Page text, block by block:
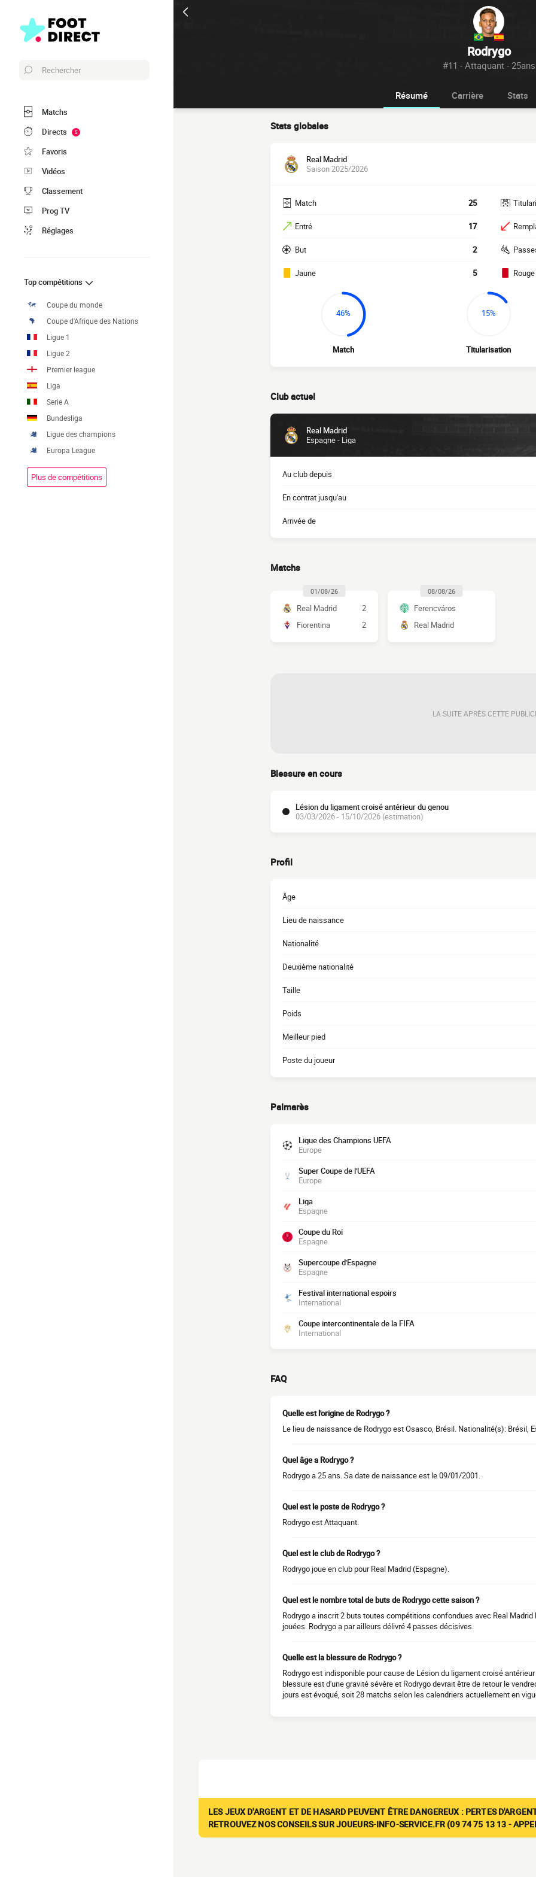
Rodrygo
#11 - Attaquant - 25ans
Rechercher
Matchs
Directs
5
Favoris
Vidéos
Classement
Prog TV
Réglages
Top compétitions
Coupe du monde
Coupe d'Afrique des Nations
Ligue 1
Ligue 2
Premier league
Liga
Serie A
Bundesliga
Ligue des champions
Europa League
Plus de compétitions
Résumé Carrière Stats
Stats globales
Real Madrid
Saison 2025/2026
Match 25
Entré 17
But 2
Jaune 5 Rouge
46%
Match
15%
Titularisation
Club actuel
Real Madrid
Espagne - Liga
Au club depuis
En contrat jusqu'au
Arrivée de
Matchs
01/08/26
Real Madrid
2
Fiorentina
2
08/08/26
Ferencváros
Real Madrid
LA SUITE APRÈS CETTE
Blessure en cours
Lésion du ligament croisé antérieur du genou
03/03/2026 - 15/10/2026 (estimation)
Profil
Âge
Lieu de naissance
Nationalité
Deuxième nationalité
Taille
Poids
Meilleur pied
Poste du joueur
Palmarès
Ligue des Champions UEFA
Europe
Super Coupe de l'UEFA
Europe
Liga
Espagne
Coupe du Roi
Espagne
Supercoupe d'Espagne
Espagne
Festival international espoirs
International
Coupe intercontinentale de la FIFA
International
FAQ
Quelle est l'origine de Rodrygo ?
Le lieu de naissance de Rodrygo est Osasco, Brésil. Nationalité(s): Brésil,
Quel âge a Rodrygo ?
Rodrygo a 25 ans. Sa date de naissance est le 09/01/2001.
Quel est le poste de Rodrygo ?
Rodrygo est Attaquant.
Quel est le club de Rodrygo ?
Rodrygo joue en club pour Real Madrid (Espagne).
Quel est le nombre total de buts de Rodrygo cette saison ?
Rodrygo a inscrit 2 buts toutes compétitions confondues avec Real
jouées. Rodrygo a par ailleurs délivré 4 passes décisives.
Quelle est la blessure de Rodrygo ?
Rodrygo est indisponible pour cause de Lésion du ligament croisé
blessure est d'une gravité sévère et Rodrygo devrait être de retour le
jours est évoqué, soit 28 matchs selon les calendriers actuellement en
LES JEUX D'ARGENT ET DE HASARD PEUVENT ÊTRE DANGEREUX : PERTES
RETROUVEZ NOS CONSEILS SUR JOUEURS-INFO-SERVICE.FR (09 74 75 13 13 -